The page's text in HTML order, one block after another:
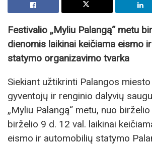
Festivalio „Myliu Palangą“ metu
dienomis laikinai keičiama eismo
statymo organizavimo tvarka
Siekiant užtikrinti Palangos
gyventojų ir renginio dalyvių
„Myliu Palangą“ metu, nuo
birželio 9 d. 12 val. laikinai
eismo ir automobilių statymo